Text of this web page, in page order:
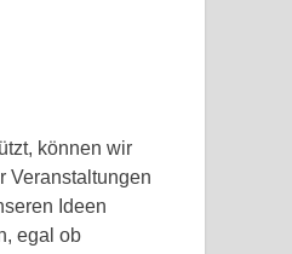
können wir
Veranstaltungen
Ideen
egal ob